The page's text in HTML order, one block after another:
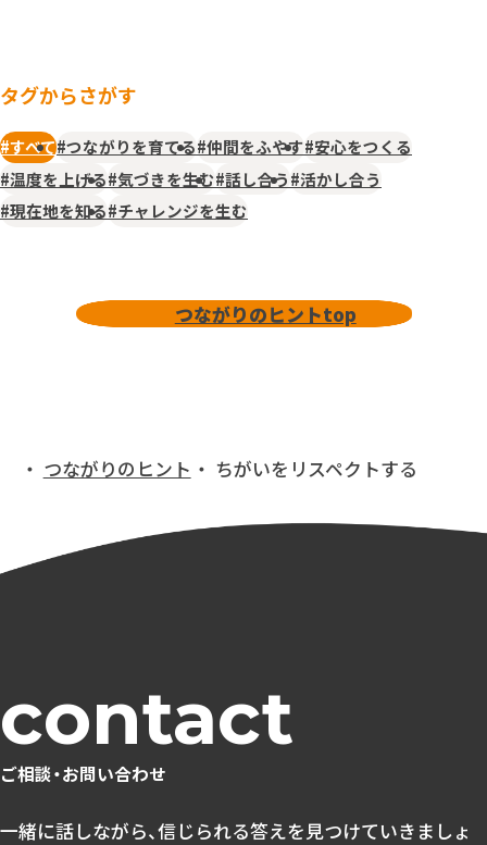
タグからさがす
#すべて#つながりを育てる#仲間をふやす#安心をつくる
#温度を上げる#気づきを生む#話し合う#活かし合う
#現在地を知る#チャレンジを生む
つながりのヒントtop
つながりのヒント ちがいをリスペクトする
ご相談・お問い合わせ
一緒に話しながら、信じられる答えを見つけていきましょ